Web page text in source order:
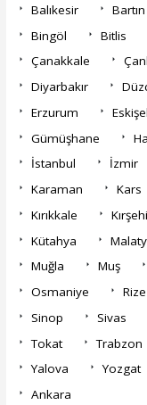
Balıkesir
Bartın
Bingöl
Bitlis
Çanakkale
Diyarbakır
Erzurum
Gümüşhane
İstanbul
İzmir
Karaman
Kars
Kırıkkale
Kütahya
Muğla
Muş
Osmaniye
Rize
Sinop
Sivas
Tokat
Trabzon
Yalova
Yozgat
Ankara